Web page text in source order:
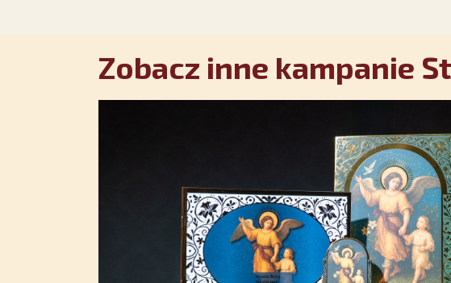
Zobacz inne kampanie